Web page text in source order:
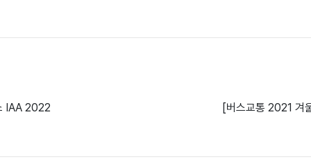
IAA 2022 [버스교통 2021 겨